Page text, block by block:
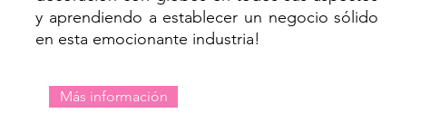
y aprendiendo a establecer un negocio sólido
en esta emocionante industria!
Más información